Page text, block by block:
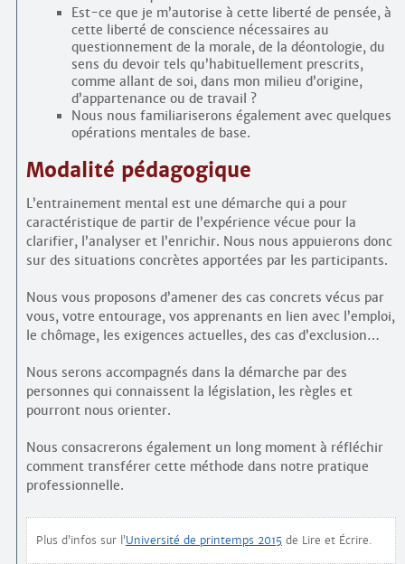
Est-ce que je m’autorise à cette liberté de pensée, à
cette liberté de conscience nécessaires au
questionnement de la morale, de la déontologie, du
sens du devoir tels qu’habituellement prescrits,
comme allant de soi, dans mon milieu d’origine,
d’appartenance ou de travail ?
Nous nous familiariserons également avec quelques
opérations mentales de base.
Modalité pédagogique
L’entrainement mental est une démarche qui a pour
caractéristique de partir de l’expérience vécue pour la
clarifier, l’analyser et l’enrichir. Nous nous appuierons donc
sur des situations concrètes apportées par les participants.
Nous vous proposons d’amener des cas concrets vécus par
vous, votre entourage, vos apprenants en lien avec l’emploi,
le chômage, les exigences actuelles, des cas d’exclusion…
Nous serons accompagnés dans la démarche par des
personnes qui connaissent la législation, les règles et
pourront nous orienter.
Nous consacrerons également un long moment à réfléchir
comment transférer cette méthode dans notre pratique
professionnelle.
Plus d’infos sur l’Université de printemps 2015de Lire et Écrire.